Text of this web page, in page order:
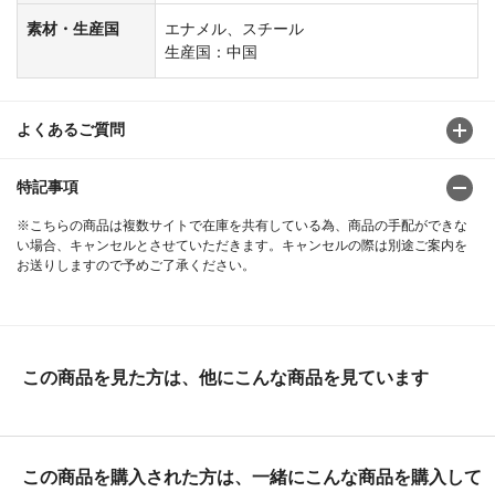
素材・生産国
エナメル、スチール
生産国：中国
よくあるご質問
特記事項
※こちらの商品は複数サイトで在庫を共有している為、商品の手配ができな
い場合、キャンセルとさせていただきます。キャンセルの際は別途ご案内を
お送りしますので予めご了承ください。
この商品を見た方は、他にこんな商品を見ています
この商品を購入された方は、一緒にこんな商品を購入して